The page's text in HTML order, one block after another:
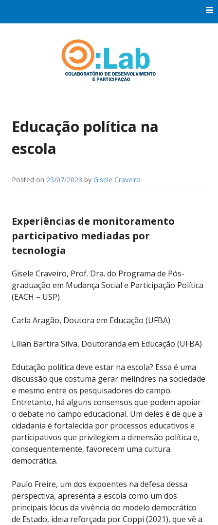
Educação política na
escola
Posted on 25/07/2023 by Gisele Craveiro
Experiências de monitoramento
participativo mediadas por
tecnologia
Gisele Craveiro, Prof. Dra. do Programa de Pós-
graduação em Mudança Social e Participação Política
(EACH – USP)
Carla Aragão, Doutora em Educação (UFBA)
Lílian Bartira Silva, Doutoranda em Educação (UFBA)
Educação política deve estar na escola? Essa é uma
discussão que costuma gerar melindres na sociedade
e mesmo entre os pesquisadores do campo.
Entretanto, há alguns consensos que podem apoiar
o debate no campo educacional. Um deles é de que a
cidadania é fortalecida por processos educativos e
participativos que privilegiem a dimensão política e,
consequentemente, favorecem uma cultura
democrática.
Paulo Freire, um dos expoentes na defesa dessa
perspectiva, apresenta a escola como um dos
principais lócus da vivência do modelo democrático
de Estado, ideia reforçada por Coppi (2021), que vê a